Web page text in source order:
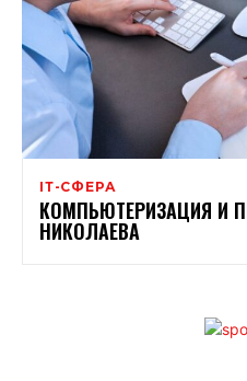
ІТ-СФЕРА
КОМПЬЮТЕРИЗАЦИЯ И
НИКОЛАЕВА